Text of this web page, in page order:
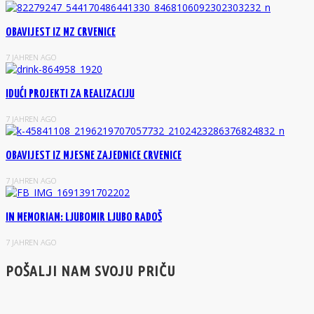
OBAVIJEST IZ MZ CRVENICE
7 JAHREN AGO
IDUĆI PROJEKTI ZA REALIZACIJU
7 JAHREN AGO
OBAVIJEST IZ MJESNE ZAJEDNICE CRVENICE
7 JAHREN AGO
IN MEMORIAM: LJUBOMIR LJUBO RADOŠ
7 JAHREN AGO
POŠALJI NAM SVOJU PRIČU